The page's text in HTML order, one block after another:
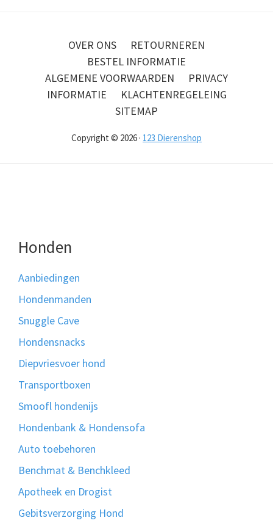
OVER ONS
RETOURNEREN
BESTEL INFORMATIE
ALGEMENE VOORWAARDEN
PRIVACY
INFORMATIE
KLACHTENREGELEING
SITEMAP
Copyright © 2026 · 123 Dierenshop
Honden
Aanbiedingen
Hondenmanden
Snuggle Cave
Hondensnacks
Diepvriesvoer hond
Transportboxen
Smoofl hondenijs
Hondenbank & Hondensofa
Auto toebehoren
Benchmat & Benchkleed
Apotheek en Drogist
Gebitsverzorging Hond